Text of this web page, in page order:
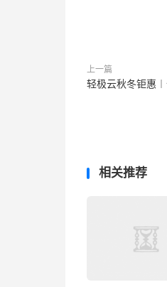
上一篇
轻极云秋冬钜惠
相关推荐